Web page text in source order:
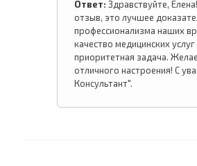
Ответ: Здравствуйте,
отзыв, это лучшее
профессионализма наших
качество медицинских
приоритетная задача.
отличного настроения! С
Консультант".